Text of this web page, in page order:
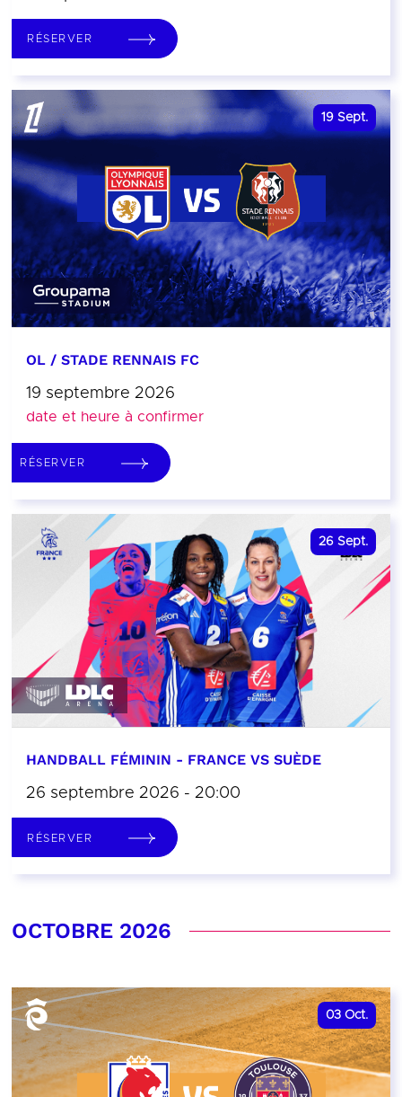
RÉSERVER
19 Sept.
OL / STADE RENNAIS FC
19 septembre 2026
date et heure à confirmer
RÉSERVER
26 Sept.
HANDBALL FÉMININ - FRANCE VS SUÈDE
26 septembre 2026 - 20:00
RÉSERVER
OCTOBRE 2026
03 Oct.